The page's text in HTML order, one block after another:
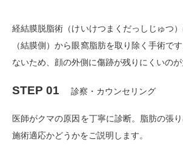
経結膜脱脂術（けいけつまくだっしじゅつ
（結膜側）から眼窩脂肪を取り除く手術で
ないため、顔の外側に傷跡が残りにくいのが
STEP 01 診察・カウンセリング
医師がクマの原因を丁寧に診断。脂肪の張り
施術適応かどうかをご説明します。